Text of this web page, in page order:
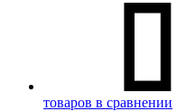
товаров в сравнении